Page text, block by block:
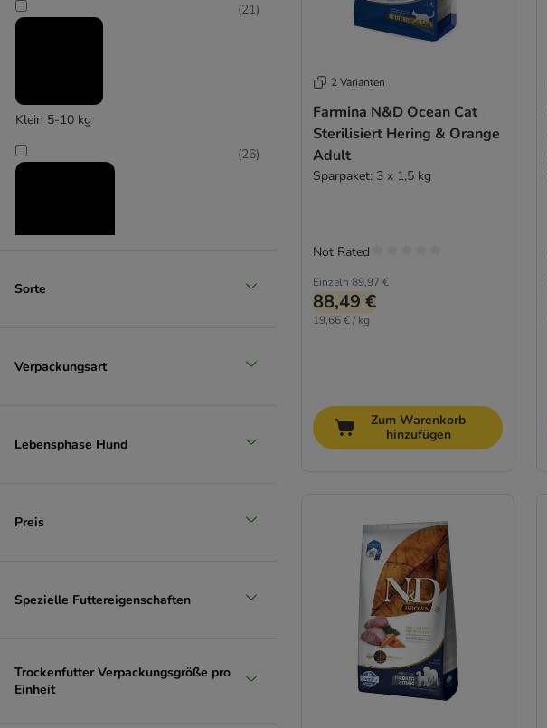
Klein 5-10 kg
(21)
(26)
Extra-groß > 45 kg
Sorte
Verpackungsart
Lebensphase Hund
Preis
Spezielle Futtereigenschaften
Trockenfutter Verpackungsgröße pro
Einheit
2 Varianten
Farmina N&D Ocean Cat
Sterilisiert Hering & Orange
Adult
Sparpaket: 3 x 1,5 kg
Einzeln 89,97 €
88,49 €
19,66 € / kg
Not Rated
Zum Warenkorb
hinzufügen